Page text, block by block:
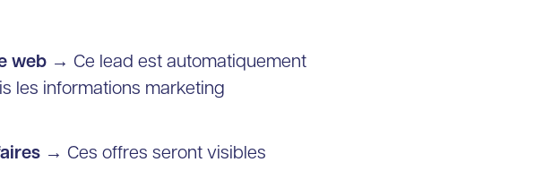
web → Ce lead est automatiquement
les informations marketing
→ Ces offres seront visibles